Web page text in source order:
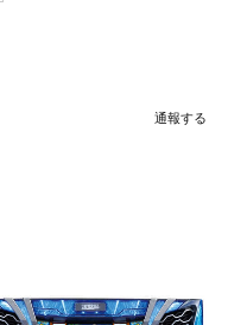
通報する